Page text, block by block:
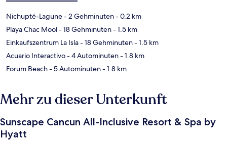
Nichupté-Lagune- 2 Gehminuten- 0.2 km
Playa Chac Mool- 18 Gehminuten- 1.5 km
Einkaufszentrum La Isla- 18 Gehminuten- 1.5 km
Acuario Interactivo- 4 Autominuten- 1.8 km
Forum Beach- 5 Autominuten- 1.8 km
Mehr zu dieser Unterkunft
Sunscape Cancun All-Inclusive Resort & Spa by
Hyatt